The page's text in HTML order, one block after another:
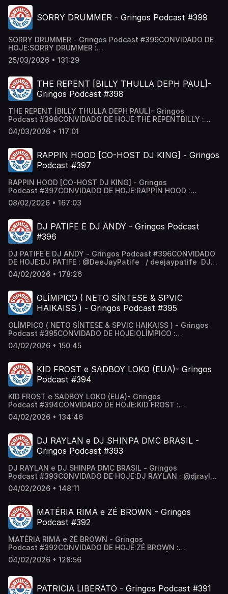
Insta: https://www.instagram.com/podcastgringos/Gringos
no Tik Tok:
https://www.tiktok.com/@gringospodcastAnfitriões:
SORRY DRUMMER - Gringos Podcast #399
SORRY DRUMMER - Gringos Podcast #399CONVIDADO DE
HOJE:SORRY DRUMMER :
@sorrydrummer / sorrydrummer Segue a gente:Canal de
Cortes: / @cortesgringos Gringos no Insta:
/ gringospodcast Anfitriões: @neygringos | @erickjay
25/03/2026 • 131:29
THE REPENT [BILLY THULLA DEPH PAUL]-
Gringos Podcast #398
THE REPENT [BILLY THULLA DEPH PAUL]- Gringos
Podcast #398CONVIDADO DE HOJE:THE REPENTBILLY :
@dombilly_r / dombilly_r THULLA MELO :
@thullamelooficial / thullamelooficial DEPH PAUL :
Cortes: / @cortesgringos Gringos no Insta:
/ podcastgringos Gringos no Tik Tok:
/ gringospodcast Anfitriões: @neygringos | @erickjay
04/03/2026 • 117:01
RAPPIN HOOD [CO-HOST DJ KING] - Gringos
Podcast #397
RAPPIN HOOD [CO-HOST DJ KING] - Gringos
Podcast #397CONVIDADO DE HOJE:RAPPIN HOOD :
‪@RappinHoodOficial‬ / rappinhoodoficial CO-HOST :
@djking.br / djking.br Segue a gente:Canal de Cortes:
/ podcastgringos Gringos no Tik Tok:
/ gringospodcast Anfitriões: @neygringos | @erickjay
08/02/2026 • 167:03
DJ PATIFE E DJ ANDY - Gringos Podcast
#396
DJ PATIFE E DJ ANDY - Gringos Podcast #396CONVIDADO
DE HOJE:DJ PATIFE : ‪@DeeJayPatife‬ / deejaypatife DJ
ANDY : ‪@DJAndybr‬ / djandybr Segue a gente:Canal de
Cortes: / @cortesgringos Gringos no Insta:
/ gringospodcast Anfitriões: @neygringos | @erickjay
04/02/2026 • 178:26
OLÍMPICO ( NETO SÍNTESE & SPVIC
HAIKAISS ) - Gringos Podcast #395
OLÍMPICO ( NETO SÍNTESE & SPVIC HAIKAISS ) - Gringos
Podcast #395CONVIDADO DE HOJE:OLÍMPICO :
@olimpicorap / olimpicorap NETO SÍNTESE : ‪@SinteseRap‬
/ sinteserap SPVIC : @spvic_hkss / spvic_hkss Segue a
Insta: / podcastgringos Gringos no Tik Tok:
/ gringospodcast Anfitriões: @neygringos | @erickjay
04/02/2026 • 150:45
KID FROST e SADBOY LOKO (EUA)- Gringos
Podcast #394
KID FROST e SADBOY LOKO (EUA)- Gringos
Podcast #394CONVIDADO DE HOJE:KID FROST :
@therealkidfrost / therealkidfrost SADBOY LOKO :
‪@TheRealSadBoyLoko‬ / sadboyloko Segue a
Insta: / podcastgringos Gringos no Tik Tok:
/ gringospodcast Anfitriões: @neygringos | @erickjay
04/02/2026 • 134:46
DJ RAYLAN e DJ SHINPA DMC BRASIL -
Gringos Podcast #393
DJ RAYLAN e DJ SHINPA DMC BRASIL - Gringos
Podcast #393CONVIDADO DE HOJE:DJ RAYLAN : ‪@djraylan‬
/ djraylan DJ SHINPA : ‪@djshinpa‬ / djshinpa Segue a
gente:Canal de Cortes: / @cortesgringos Gringos no
/ gringospodcast Anfitriões: @neygringos | @erickjay
04/02/2026 • 148:11
MATÉRIA RIMA e ZÉ BROWN - Gringos
Podcast #392
MATÉRIA RIMA e ZÉ BROWN - Gringos
Podcast #392CONVIDADO DE HOJE:ZÉ BROWN :
@ze_brown_oficial / ze_brown_oficial MATÉRIA RIMA :
‪@materiarimaoficial‬ / materiarima Segue a gente:Canal
/ podcastgringos Gringos no Tik Tok:
/ gringospodcast Anfitriões: @neygringos | @erickjay
04/02/2026 • 128:56
PATRICIA LIBERATO - Gringos Podcast #391